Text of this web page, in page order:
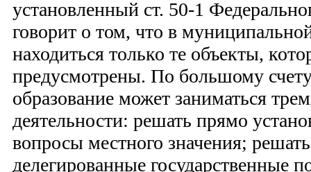
установленный ст. 50-1
говорит о том, что в
находиться только те объекты,
предусмотрены. По большому
образование может заниматься
деятельности: решать прямо
вопросы местного значения;
делегированные государственные